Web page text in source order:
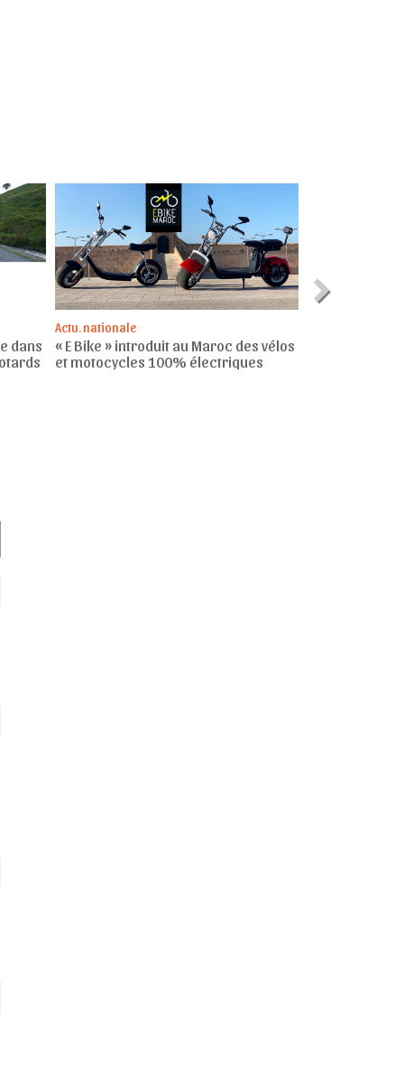
dans
Actu. nationale
« E Bike » introduit au Maroc des vélos
et motocycles 100% électriques